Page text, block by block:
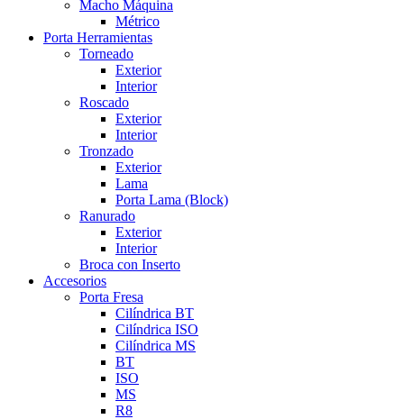
Macho Máquina
Métrico
Porta Herramientas
Torneado
Exterior
Interior
Roscado
Exterior
Interior
Tronzado
Exterior
Lama
Porta Lama (Block)
Ranurado
Exterior
Interior
Broca con Inserto
Accesorios
Porta Fresa
Cilíndrica BT
Cilíndrica ISO
Cilíndrica MS
BT
ISO
MS
R8